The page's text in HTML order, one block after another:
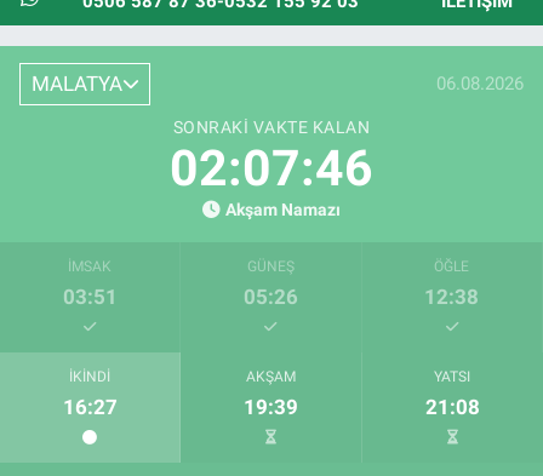
MALATYA 06.08.2026
SONRAKI VAKTE KALAN
02:07:45
Akşam Namazı
İMSAK
03:51
GÜNEŞ
05:26
ÖĞLE
12:38
İKINDI
16:27
AKŞAM
19:39
YATSI
21:08